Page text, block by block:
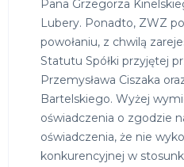
Pana Grzegorza
Lubery. Ponadto, ZWZ
powołaniu, z chwilą
Statutu Spółki przyjętej
Przemysława Ciszaka
Bartelskiego. Wyżej
oświadczenia o zgodzie
oświadczenia, że nie
konkurencyjnej w